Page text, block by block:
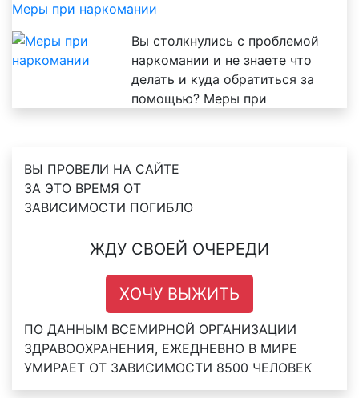
Меры при наркомании
Вы столкнулись с проблемой
наркомании и не знаете что
делать и куда обратиться за
помощью? Меры при
ВЫ ПРОВЕЛИ НА САЙТЕ
ЗА ЭТО ВРЕМЯ ОТ
ЗАВИСИМОСТИ ПОГИБЛО
ЖДУ СВОЕЙ ОЧЕРЕДИ
ХОЧУ ВЫЖИТЬ
ПО ДАННЫМ ВСЕМИРНОЙ ОРГАНИЗАЦИИ
ЗДРАВООХРАНЕНИЯ, ЕЖЕДНЕВНО В МИРЕ
УМИРАЕТ ОТ ЗАВИСИМОСТИ 8500 ЧЕЛОВЕК